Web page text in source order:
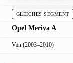
GLEICHES SEGMENT
Opel Meriva A
Van (2003–2010)